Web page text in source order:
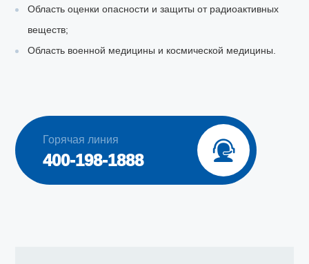
Область оценки опасности и защиты от радиоактивных
веществ;
Область военной медицины и космической медицины.
Горячая линия
400-198-1888 